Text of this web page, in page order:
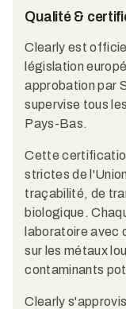
Qualité &
Clearly est
législation
approbation par
supervise tous
Pays-Bas.
Cette
strictes de
traçabilité, de
biologique.
laboratoire avec
sur les métaux
contaminants
Clearly